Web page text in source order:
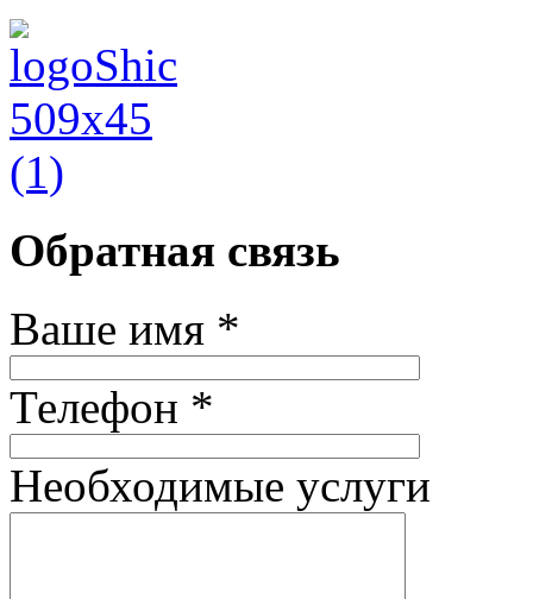
Обратная связь
Ваше имя *
Телефон *
Необходимые услуги